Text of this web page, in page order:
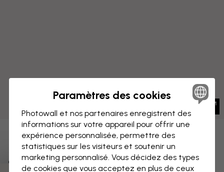
Système solaire - Soleil
IMPRESSION SUR TOILE
Paramètres des cookies
Photowall et nos partenaires enregistrent des
informations sur votre appareil pour offrir une
expérience personnalisée, permettre des
statistiques sur les visiteurs et soutenir un
marketing personnalisé. Vous décidez des types
de cookies que vous acceptez en plus de ceux